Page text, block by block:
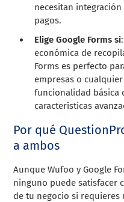
necesitan integración
pagos.
Elige Google Forms si
económica de
Forms es perfecto
empresas o
funcionalidad básica
características
Por qué
a ambos
Aunque Wufoo y Google
ninguno puede satisfacer
de tu negocio si requieres